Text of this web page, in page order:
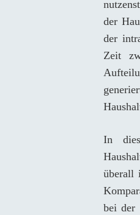
der
der
Zeit
In
überall
bei der